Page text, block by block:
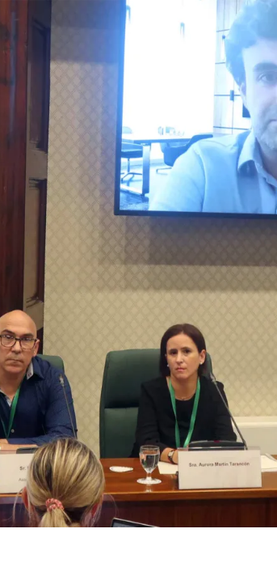
al Parlament la impunitat de l'Església / ACN